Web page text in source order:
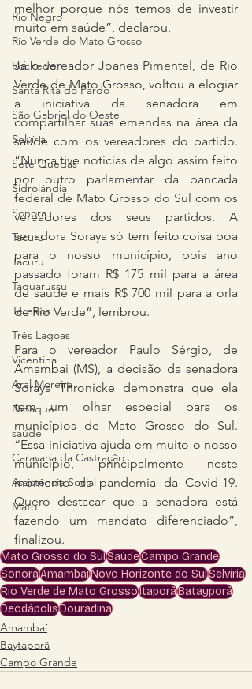
Rio Negro
Rio Verde do Mato Grosso
Rochedo
Santa Rita do Pardo
São Gabriel do Oeste
Selvíria
Sete Quedas
Sidrolândia
Sonora
Tacuru
Tacuru
Taquarussu
Terenos
Três Lagoas
Vicentina
Aral Moreira
Nioaque
saúde
Caravana da Castração
Assistência Social
Mato
melhor porque nós temos de investir
muito em saúde”, declarou.
Já o vereador Joanes Pimentel, de Rio
Verde de Mato Grosso, voltou a elogiar
a iniciativa da senadora em
compartilhar suas emendas na área da
saúde com os vereadores do partido.
“Nunca tive notícias de algo assim feito
por outro parlamentar da bancada
federal de Mato Grosso do Sul com os
vereadores dos seus partidos. A
senadora Soraya só tem feito coisa boa
para o nosso município, pois ano
passado foram R$ 175 mil para a área
de saúde e mais R$ 700 mil para a orla
de Rio Verde”, lembrou.
Para o vereador Paulo Sérgio, de
Amambai (MS), a decisão da senadora
Soraya Thronicke demonstra que ela
tem um olhar especial para os
municípios de Mato Grosso do Sul.
“Essa iniciativa ajuda em muito o nosso
município, principalmente neste
momento da pandemia da Covid-19.
Quero destacar que a senadora está
fazendo um mandato diferenciado”,
finalizou.
Mato Grosso do SulSaúdeCampo Grande
SonoraAmambaiNovo Horizonte do SulSelvíria
Rio Verde de Mato GrossoItaporãBatayporã
DeodápolisDouradina
Amambaí
Baytaporã
Campo Grande